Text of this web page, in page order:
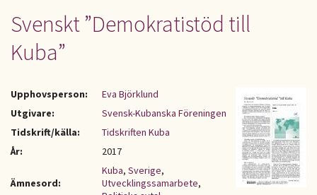
Svenskt ”Demokratistöd till
Kuba”
Upphovsperson:
Eva Björklund
Utgivare:
Svensk-Kubanska Föreningen
Tidskrift/källa:
Tidskriften Kuba
År:
2017
Ämnesord:
Kuba, Sverige,
Utvecklingssamarbete,